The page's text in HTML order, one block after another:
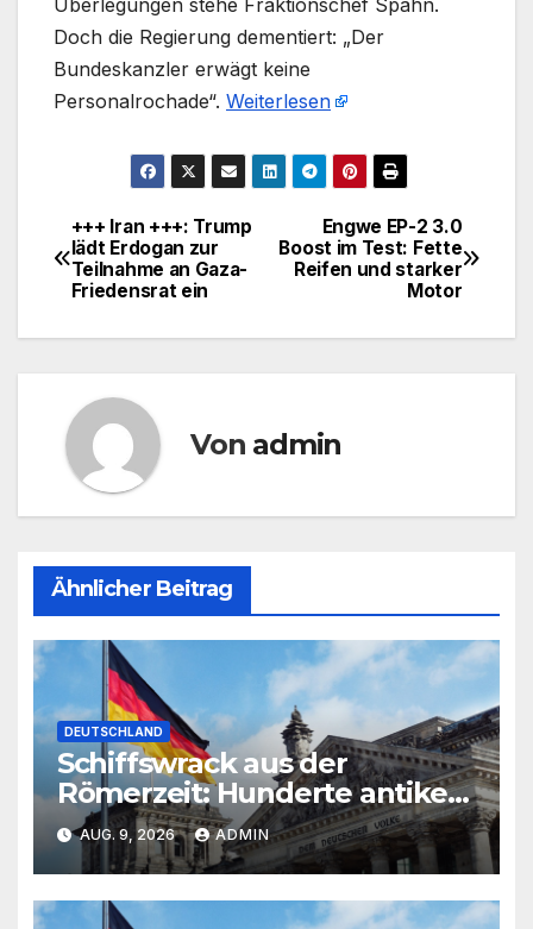
Doch die Regierung dementiert: „Der
Bundeskanzler erwägt keine
Personalrochade“. Weiterlesen
BeitragsnavigationEngwe EP-2 3.0
Boost im Test: Fette
Reifen und starker
Motor
+++ Iran +++: Trump
lädt Erdogan zur
Teilnahme an Gaza-
Friedensrat ein
Von admin
Ähnlicher Beitrag
DEUTSCHLAND
Schiffswrack aus der
Römerzeit: Hunderte antike
Krüge vor Sizilien gefunden
AUG. 9, 2026 ADMIN